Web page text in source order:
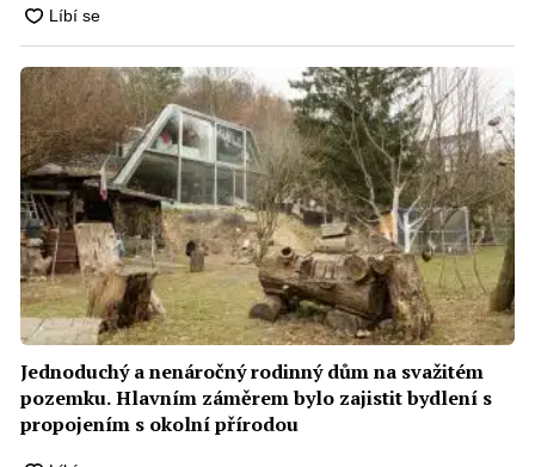
Jednoduchý a nenáročný rodinný dům na svažitém
pozemku. Hlavním záměrem bylo zajistit bydlení s
propojením s okolní přírodou